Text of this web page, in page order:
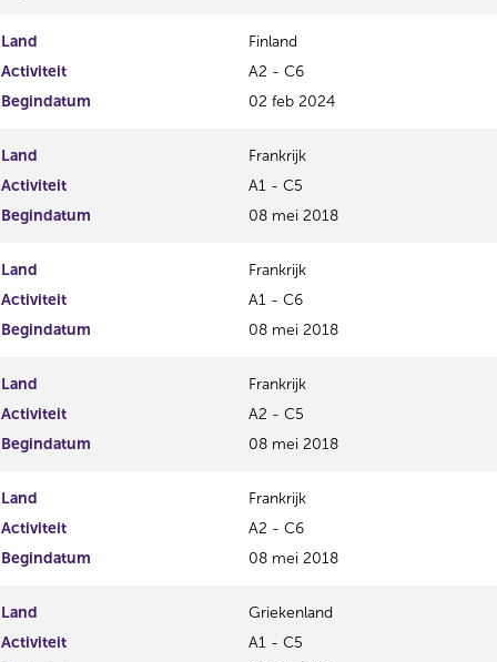
Land
Finland
Activiteit
A2 - C6
Begindatum
02 feb 2024
Land
Frankrijk
Activiteit
A1 - C5
Begindatum
08 mei 2018
Land
Frankrijk
Activiteit
A1 - C6
Begindatum
08 mei 2018
Land
Frankrijk
Activiteit
A2 - C5
Begindatum
08 mei 2018
Land
Frankrijk
Activiteit
A2 - C6
Begindatum
08 mei 2018
Land
Griekenland
Activiteit
A1 - C5